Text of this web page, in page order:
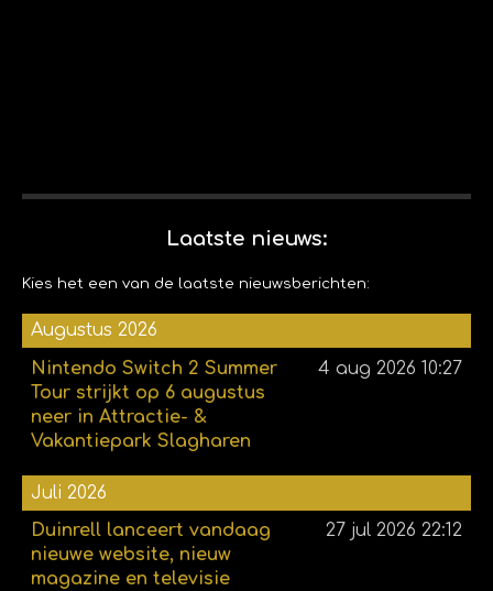
Laatste nieuws:
Kies het een van de laatste nieuwsberichten:
Augustus 2026
Nintendo Switch 2 Summer
Tour strijkt op 6 augustus
neer in Attractie- &
Vakantiepark Slagharen
4 aug 2026 10:27
Juli 2026
Duinrell lanceert vandaag
nieuwe website, nieuw
magazine en televisie
27 jul 2026 22:12